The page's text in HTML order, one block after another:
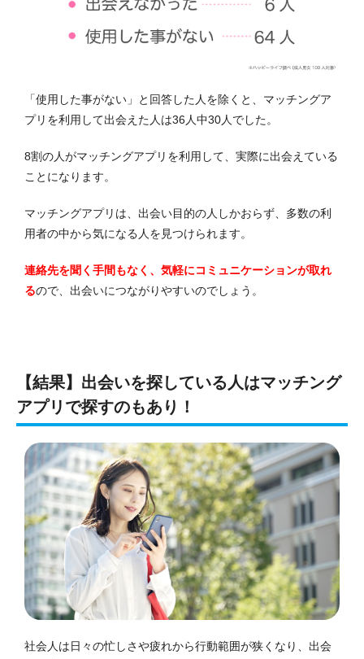
「使用した事がない」と回答した人を除くと、マッチングア
プリを利用して出会えた人は36人中30人でした。
8割の人がマッチングアプリを利用して、実際に出会えている
ことになります。
マッチングアプリは、出会い目的の人しかおらず、多数の利
用者の中から気になる人を見つけられます。
連絡先を聞く手間もなく、気軽にコミュニケーションが取れ
るので、出会いにつながりやすいのでしょう。
【結果】出会いを探している人はマッチング
アプリで探すのもあり！
社会人は日々の忙しさや疲れから行動範囲が狭くなり、出会